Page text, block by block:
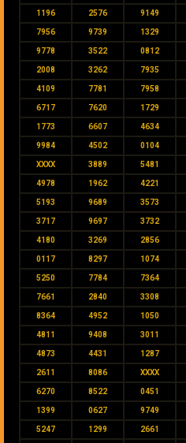
1196 2576 9149
7956 9739 1329
9778 3522 0812
2008 3262 7935
4109 7781 7958
6717 7620 1729
1773 6607 4634
9984 4502 0104
XXXX 3889 5481
4978 1962 4221
5193 9689 3573
3717 9697 3732
4180 3269 2856
0117 8297 1074
5250 7784 7364
7661 2840 3308
8364 4952 1050
4811 9408 3011
4873 4431 1287
2611 8086 XXXX
6270 8522 0451
1399 0627 9749
5247 1299 2661